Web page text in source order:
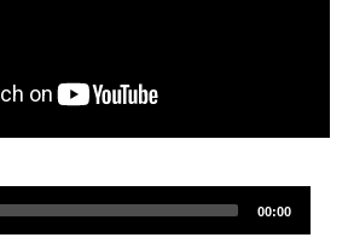
00:00